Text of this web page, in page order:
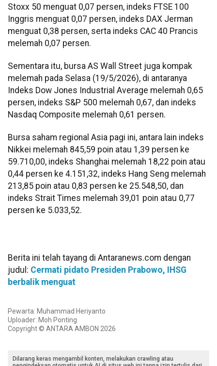
Stoxx 50 menguat 0,07 persen, indeks FTSE 100
Inggris menguat 0,07 persen, indeks DAX Jerman
menguat 0,38 persen, serta indeks CAC 40 Prancis
melemah 0,07 persen.
Sementara itu, bursa AS Wall Street juga kompak
melemah pada Selasa (19/5/2026), di antaranya
Indeks Dow Jones Industrial Average melemah 0,65
persen, indeks S&P 500 melemah 0,67, dan indeks
Nasdaq Composite melemah 0,61 persen.
Bursa saham regional Asia pagi ini, antara lain indeks
Nikkei melemah 845,59 poin atau 1,39 persen ke
59.710,00, indeks Shanghai melemah 18,22 poin atau
0,44 persen ke 4.151,32, indeks Hang Seng melemah
213,85 poin atau 0,83 persen ke 25.548,50, dan
indeks Strait Times melemah 39,01 poin atau 0,77
persen ke 5.033,52.
Berita ini telah tayang di Antaranews.com dengan
judul: Cermati pidato Presiden Prabowo, IHSG
berbalik menguat
Pewarta: Muhammad Heriyanto
Uploader: Moh Ponting
Copyright © ANTARA AMBON 2026
Dilarang keras mengambil konten, melakukan crawling atau